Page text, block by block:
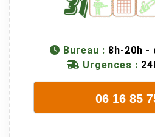
Bureau : 8h-20h -
Urgences :
06 16 85